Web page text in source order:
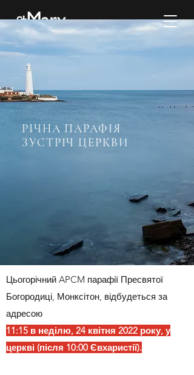
РІЧНА ПАРАФІЯ
ЗУСТРІЧ ЦЕРКВИ
Цьогорічний APCM парафії Пресвятої
Богородиці, Монксітон, відбудеться за
адресою
11:15 в неділю, 24 квітня 2022 року, у
церкві (після 10:00 Євхаристії).